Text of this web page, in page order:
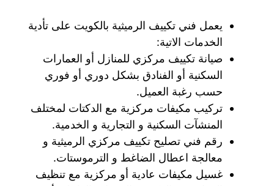
يعمل فني تكييف الرميثية بالكويت على تأدية
الخدمات الاتية:
صيانة تكييف مركزي للمنازل أو العمارات
السكنية أو الفنادق بشكل دوري أو فوري
حسب رغبة العميل.
تركيب مكيفات مركزية مع الدكتات لمختلف
المنشآت السكنية و التجارية و الخدمية.
رقم فني تصليح تكييف مركزي الرميثية و
معالجة اعطال الضاغط و الترموستات.
غسيل مكيفات عادية أو مركزية مع تنظيف